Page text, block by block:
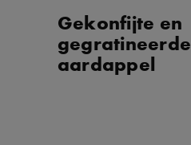
Gekonfijte en
gegratineerde
aardappel